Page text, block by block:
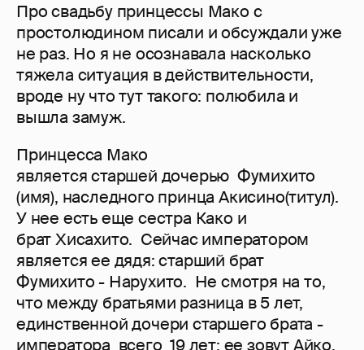
Про свадьбу принцессы Мако с
простолюдином писали и обсуждали уже
не раз. Но я не осознавала насколько
тяжела ситуация в действительности,
вроде ну что тут такого: полюбила и
вышла замуж.
Принцесса Мако
является старшей дочерью Фумихито
(имя), наследного принца Акисино(титул).
У нее есть еще сестра Како и
брат Хисахито. Сейчас императором
является ее дядя: старший брат
Фумихито - Нарухито. Не смотря на то,
что между братьями разница в 5 лет,
единственной дочери старшего брата -
императора всего 19 лет: ее зовут Айко,